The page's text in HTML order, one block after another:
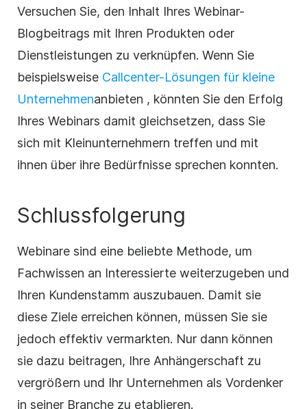
Versuchen Sie, den Inhalt Ihres Webinar-
Blogbeitrags mit Ihren Produkten oder
Dienstleistungen zu verknüpfen. Wenn Sie
beispielsweise Callcenter-Lösungen für kleine
Unternehmenanbieten , könnten Sie den Erfolg
Ihres Webinars damit gleichsetzen, dass Sie
sich mit Kleinunternehmern treffen und mit
ihnen über ihre Bedürfnisse sprechen konnten.
Schlussfolgerung
Webinare sind eine beliebte Methode, um
Fachwissen an Interessierte weiterzugeben und
Ihren Kundenstamm auszubauen. Damit sie
diese Ziele erreichen können, müssen Sie sie
jedoch effektiv vermarkten. Nur dann können
sie dazu beitragen, Ihre Anhängerschaft zu
vergrößern und Ihr Unternehmen als Vordenker
in seiner Branche zu etablieren.